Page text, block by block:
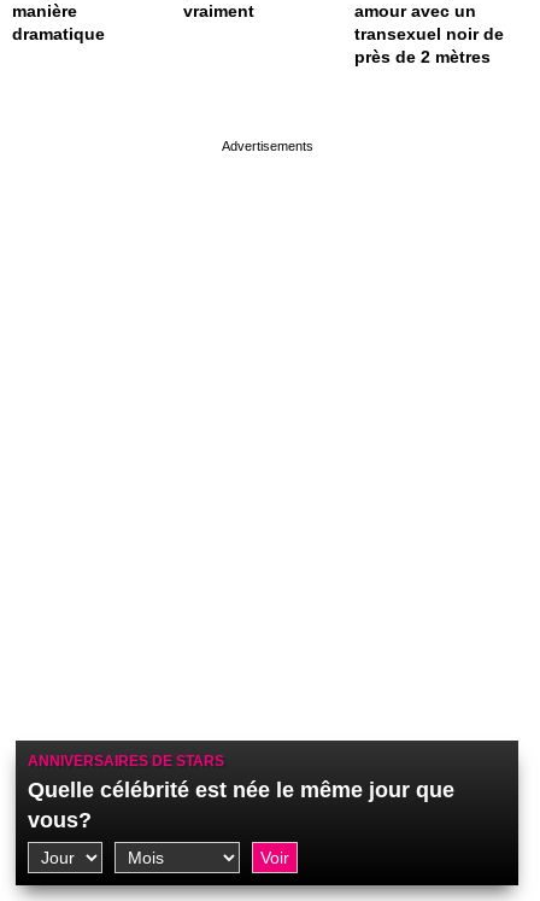
manière
dramatique
vraiment
amour avec un
transexuel noir de
près de 2 mètres
ANNIVERSAIRES DE STARS
Quelle célébrité est née le même jour que
vous?